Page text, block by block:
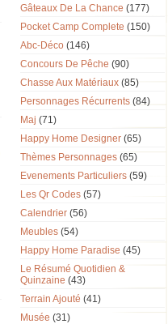
Gâteaux De La Chance (177)
Pocket Camp Complete (150)
Abc-Déco (146)
Concours De Pêche (90)
Chasse Aux Matériaux (85)
Personnages Récurrents (84)
Maj (71)
Happy Home Designer (65)
Thèmes Personnages (65)
Evenements Particuliers (59)
Les Qr Codes (57)
Calendrier (56)
Meubles (54)
Happy Home Paradise (45)
Le Résumé Quotidien &
Quinzaine (43)
Terrain Ajouté (41)
Musée (31)